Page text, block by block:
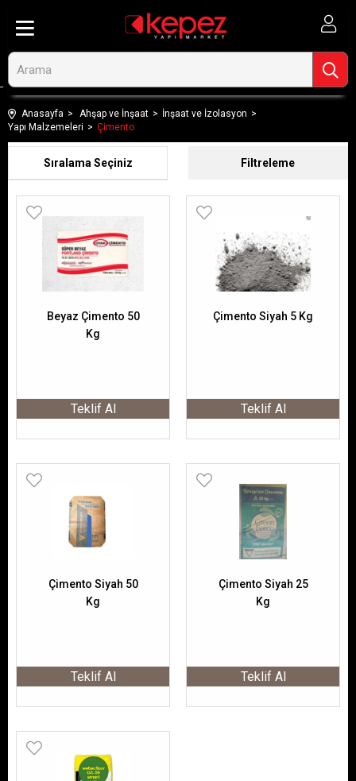
Anasayfa Ahşap ve İnşaat
İnşaat ve İzolasyon
Yapı Malzemeleri
Çimento
Filtreleme
Sıralama
Beyaz Çimento 50
Kg
Teklif Al
Çimento Siyah 5 Kg
Teklif Al
Çimento Siyah 50
Kg
Teklif Al
Çimento Siyah 25
Kg
Teklif Al